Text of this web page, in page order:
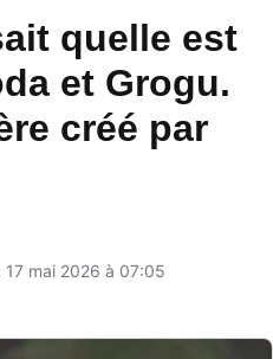
quelle est
et Grogu.
créé par
17 mai 2026 à 07:05